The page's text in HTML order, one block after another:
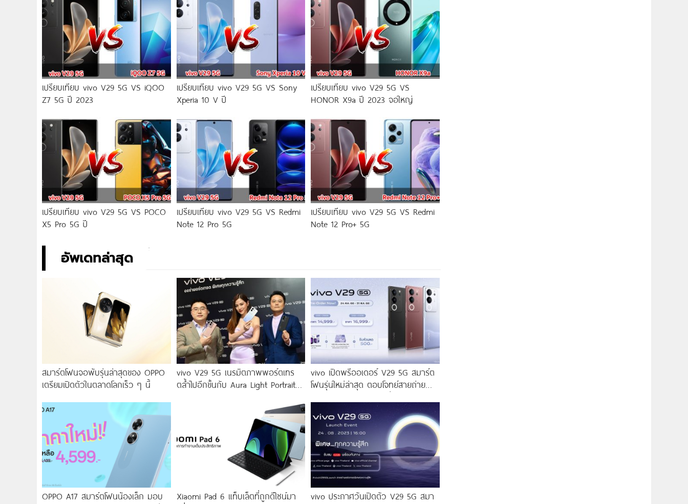
เปรียบเทียบ vivo V29 5G VS iQOO
Z7 5G ปี 2023
เปรียบเทียบ vivo V29 5G VS Sony
Xperia 10 V ปี
เปรียบเทียบ vivo V29 5G VS
HONOR X9a ปี 2023 จอใหญ่
เปรียบเทียบ vivo V29 5G VS POCO
X5 Pro 5G ปี
เปรียบเทียบ vivo V29 5G VS Redmi
Note 12 Pro 5G
เปรียบเทียบ vivo V29 5G VS Redmi
Note 12 Pro+ 5G
อัพเดทล่าสุด
สมาร์ตโฟนจอพับรุ่นล่าสุดของ OPPO
เตรียมเปิดตัวในตลาดโลกเร็ว ๆ นี้
vivo V29 5G เนรมิตภาพพอร์ตเทร
ตล้ำไปอีกขั้นกับ Aura Light Portrait
vivo เปิดพรีออเดอร์ V29 5G สมาร์ต
โฟนรุ่นใหม่ล่าสุด ตอบโจทย์สายถ่าย
14,999 บาท จัดเต็มกับโปรโมชันพิเศษ
ก่อนใคร
OPPO A17 สมาร์ตโฟนน้องเล็ก มอบ
Xiaomi Pad 6 แท็บเล็ตที่ถูกดีไซน์มา
vivo ประกาศวันเปิดตัว V29 5G สมา